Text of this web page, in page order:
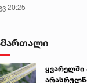
სურვილი
ტაძარი
20:25